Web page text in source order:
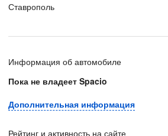
Ставрополь
Информация об автомобиле
Пока не владеет Spacio
Дополнительная информация
Рейтинг и активность на сайте